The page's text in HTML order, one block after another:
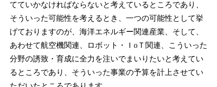
てていかなければならないと考えているところであり、
そういった可能性を考えるとき、一つの可能性として挙
げておりますのが、海洋エネルギー関連産業、そして、
あわせて航空機関連、ロボット・ＩoＴ関連、こういった
分野の誘致・育成に全力を注いでまいりたいと考えてい
るところであり、そういった事業の予算を計上させてい